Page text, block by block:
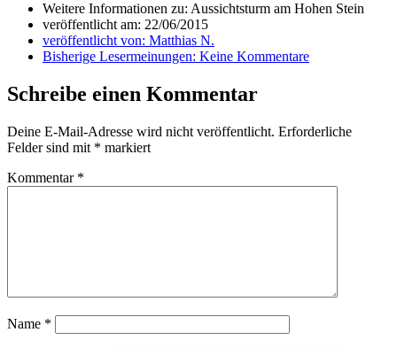
Weitere Informationen zu: Aussichtsturm am Hohen Stein
veröffentlicht am: 22/06/2015
veröffentlicht von: Matthias N.
Bisherige Lesermeinungen: Keine Kommentare
Schreibe einen Kommentar
Deine E-Mail-Adresse wird nicht veröffentlicht. Erforderliche
Felder sind mit * markiert
Kommentar *
Name *